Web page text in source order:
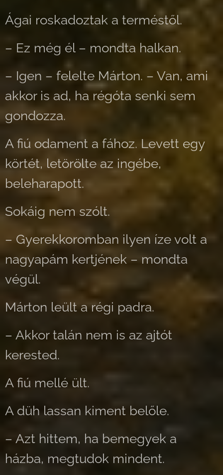
Ágai roskadoztak a terméstől.
– Ez még él – mondta halkan.
– Igen – felelte Márton. – Van, ami
akkor is ad, ha régóta senki sem
gondozza.
A fiú odament a fához. Levett egy
körtét, letörölte az ingébe,
beleharapott.
Sokáig nem szólt.
– Gyerekkoromban ilyen íze volt a
nagyapám kertjének – mondta
végül.
Márton leült a régi padra.
– Akkor talán nem is az ajtót
kerested.
A fiú mellé ült.
A düh lassan kiment belőle.
– Azt hittem, ha bemegyek a
házba, megtudok mindent.